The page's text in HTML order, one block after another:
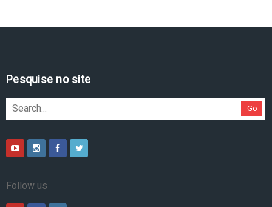
Pesquise no site
Go
Follow us